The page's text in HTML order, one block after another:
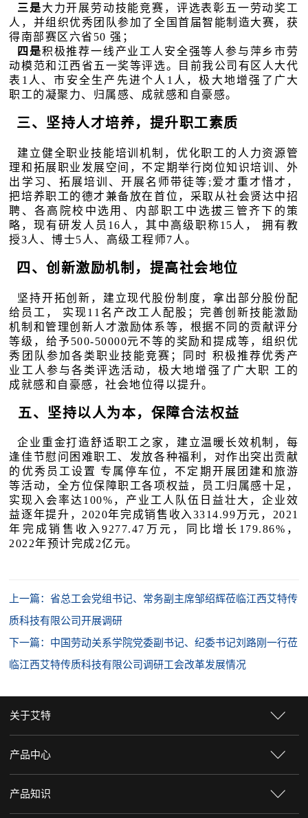
三是大力开展劳动技能竞赛，评选表彰五一劳动奖工
人，并组织优秀团队参加了全国首届智能制造大赛，获
得南部赛区六省50 强；
四是积极推荐一线产业工人安全强等人参与萍乡市劳
动模范和江西省五一奖等评选。目前我公司有区人大代
表1人、市安全生产先进个人1人，极大地增强了广大
职工的凝聚力、归属感、成就感和自豪感。
三、坚持人才培养，提升职工素质
建立健全职业技能培训机制，优化职工的人力资源管
理和拓展职业发展空间，不定期举行岗位知识培训、外
出学习、拓展培训、开展名师带徒等;爱才重才惜才，
把培养职工的德才兼备放在首位，采取从社会贤达中招
聘、各高院校中选用、内部职工中选拔三管齐下的策
略，现有研发人员16人，其中高级职称15人， 拥有教
授3人、博士5人、高级工程师7人。
四、创新激励机制，提高社会地位
坚持开拓创新，建立现代股份制度，拿出部分股份配
给员工， 实现11名产改工人配股；完善创新技能激励
机制和管理创新人才激励体系等，根据不同的贡献评分
等级，给予500-50000元不等的奖励和提成等，组织优
秀团队参加各类职业技能竞赛；同时 积极推荐优秀产
业工人参与各类评选活动，极大地增强了广大职 工的
成就感和自豪感，社会地位得以提升。
五、坚持以人为本，保障合法权益
企业重金打造舒适职工之家，建立温暖长效机制，每
逢佳节慰问困难职工、发放各种福利，对作出突出贡献
的优秀员工设置 专属停车位，不定期开展团建和旅游
等活动，全方位保障职工各项权益，员工归属感十足，
实现入会率达100%，产业工人队伍日益壮大，企业效
益逐年提升，2020年完成销售收入3314.99万元，2021
年完成销售收入9277.47万元，同比增长179.86%，
2022年预计完成2亿元。
上一篇：省总工会党组书记、常务副主席邹绍辉莅临江西艾特传
质科技有限公司开展调研
下一篇：中国劳动关系学院党委副书记、纪委书记刘路刚一行莅
临江西艾特传质科技有限公司调研工会改革发展情况
关于艾特
产品中心
产品知识